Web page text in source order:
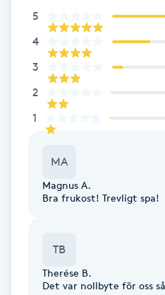
Brynfärgning
Brynplockning
Bröllopsuppsättning
Celluliter
Coachning
Cryoterapi
5
4
3
2
1
MA
Magnus A.
Bra frukost! Trevligt spa!
TB
Therése B.
Det var nollbyte för oss